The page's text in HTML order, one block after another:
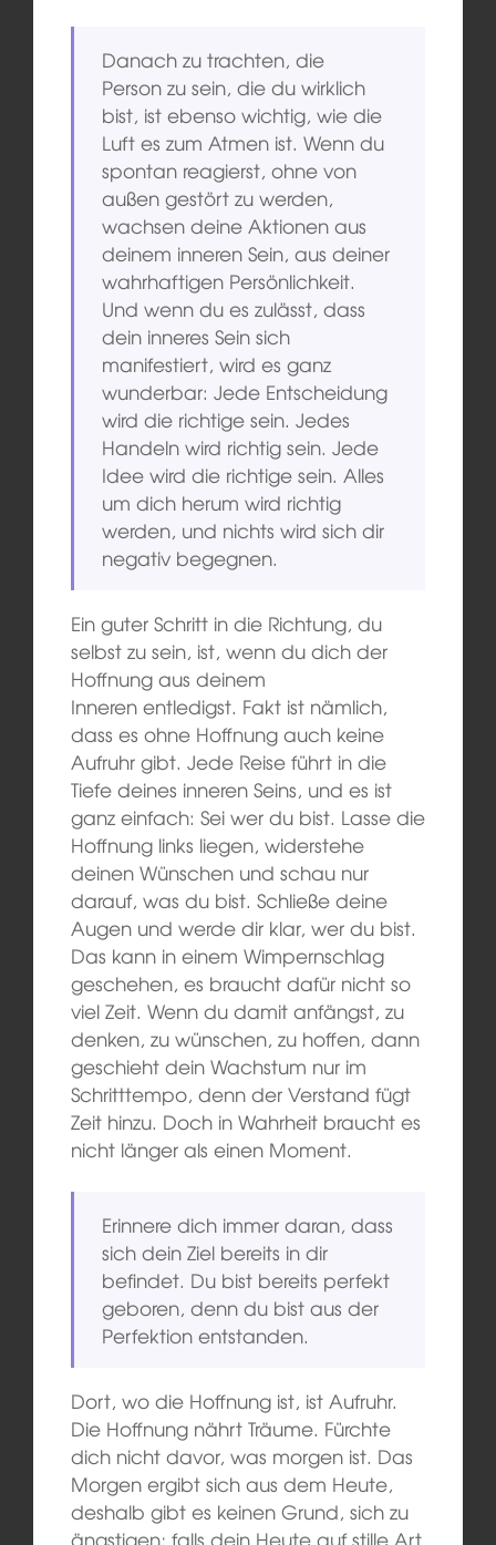
Danach zu trachten, die
Person zu sein, die du wirklich
bist, ist ebenso wichtig, wie die
Luft es zum Atmen ist. Wenn du
spontan reagierst, ohne von
außen gestört zu werden,
wachsen deine Aktionen aus
deinem inneren Sein, aus deiner
wahrhaftigen Persönlichkeit.
Und wenn du es zulässt, dass
dein inneres Sein sich
manifestiert, wird es ganz
wunderbar: Jede Entscheidung
wird die richtige sein. Jedes
Handeln wird richtig sein. Jede
Idee wird die richtige sein. Alles
um dich herum wird richtig
werden, und nichts wird sich dir
negativ begegnen.
Ein guter Schritt in die Richtung, du
selbst zu sein, ist, wenn du dich der
Hoffnung aus deinem
Inneren entledigst. Fakt ist nämlich,
dass es ohne Hoffnung auch keine
Aufruhr gibt. Jede Reise führt in die
Tiefe deines inneren Seins, und es ist
ganz einfach: Sei wer du bist. Lasse die
Hoffnung links liegen, widerstehe
deinen Wünschen und schau nur
darauf, was du bist. Schließe deine
Augen und werde dir klar, wer du bist.
Das kann in einem Wimpernschlag
geschehen, es braucht dafür nicht so
viel Zeit. Wenn du damit anfängst, zu
denken, zu wünschen, zu hoffen, dann
geschieht dein Wachstum nur im
Schritttempo, denn der Verstand fügt
Zeit hinzu. Doch in Wahrheit braucht es
nicht länger als einen Moment.
Erinnere dich immer daran, dass
sich dein Ziel bereits in dir
befindet. Du bist bereits perfekt
geboren, denn du bist aus der
Perfektion entstanden.
Dort, wo die Hoffnung ist, ist Aufruhr.
Die Hoffnung nährt Träume. Fürchte
dich nicht davor, was morgen ist. Das
Morgen ergibt sich aus dem Heute,
deshalb gibt es keinen Grund, sich zu
ängstigen; falls dein Heute auf stille Art